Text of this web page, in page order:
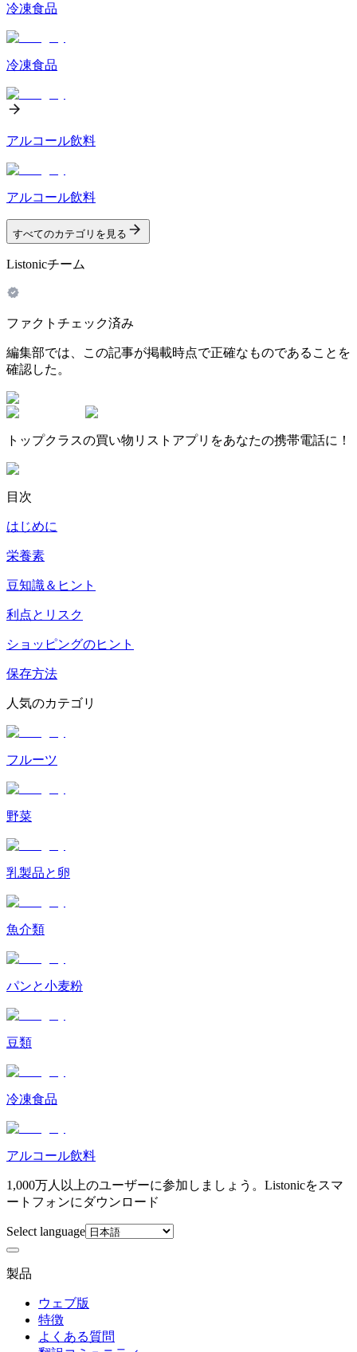
冷凍食品
冷凍食品
アルコール飲料
アルコール飲料
すべてのカテゴリを見る
Listonicチーム
ファクトチェック済み
編集部では、この記事が掲載時点で正確なものであることを
確認した。
トップクラスの買い物リストアプリをあなたの携帯電話に！
目次
はじめに
栄養素
豆知識＆ヒント
利点とリスク
ショッピングのヒント
保存方法
人気のカテゴリ
フルーツ
野菜
乳製品と卵
魚介類
パンと小麦粉
豆類
冷凍食品
アルコール飲料
1,000万人以上のユーザーに参加しましょう。Listonicをスマ
ートフォンにダウンロード
Select language
製品
ウェブ版
特徴
よくある質問